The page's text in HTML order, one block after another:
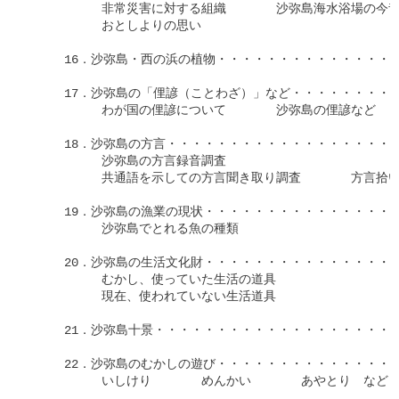
非常災害に対する組織　　　　沙弥島海水浴場の今
おとしよりの思い
16．沙弥島・西の浜の植物・・・・・・・・・・・・・・
17．沙弥島の「俚諺（ことわざ）」など・・・・・・・・
わが国の俚諺について　　　　沙弥島の俚諺など
18．沙弥島の方言・・・・・・・・・・・・・・・・・・
沙弥島の方言録音調査
共通語を示しての方言聞き取り調査　　　　方言拾
19．沙弥島の漁業の現状・・・・・・・・・・・・・・・
沙弥島でとれる魚の種類
20．沙弥島の生活文化財・・・・・・・・・・・・・・・
むかし、使っていた生活の道具
現在、使われていない生活道具
21．沙弥島十景・・・・・・・・・・・・・・・・・・・
22．沙弥島のむかしの遊び・・・・・・・・・・・・・・
いしけり　　　　めんかい　　　　あやとり　など